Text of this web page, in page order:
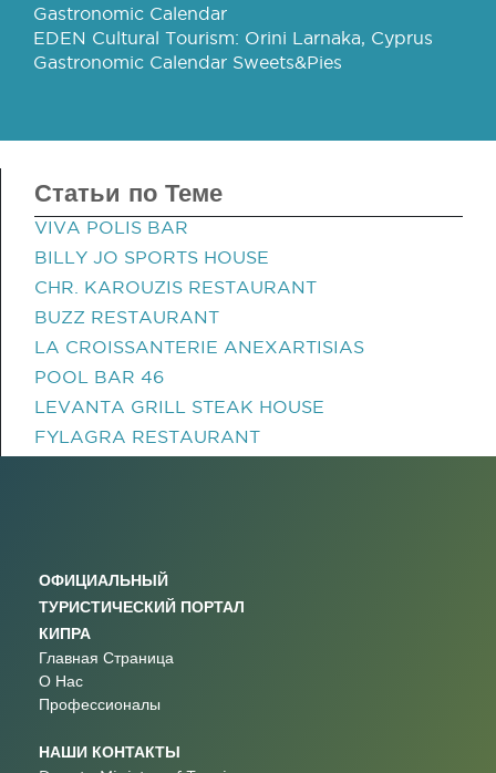
Gastronomic Calendar
EDEN Cultural Tourism: Orini Larnaka, Cyprus
Gastronomic Calendar Sweets&Pies
Статьи по Теме
VIVA POLIS BAR
BILLY JO SPORTS HOUSE
CHR. KAROUZIS RESTAURANT
BUZZ RESTAURANT
LA CROISSANTERIE ANEXARTISIAS
POOL BAR 46
LEVANTA GRILL STEAK HOUSE
FYLAGRA RESTAURANT
ОФИЦИАЛЬНЫЙ
ТУРИСТИЧЕСКИЙ ПОРТАЛ
КИПРА
Главная Страница
О Нас
Профессионалы
НАШИ КОНТАКТЫ